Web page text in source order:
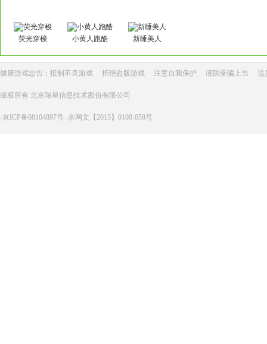
荧光穿梭 小黄人跑酷 新睡美人
健康游戏忠告：抵制不良游戏 拒绝盗版游戏 注意自我保护 谨防受骗上当 适
版权所有 北京瑞星信息技术股份有限公司
-京ICP备08104897号 -京网文【2015】0108-058号